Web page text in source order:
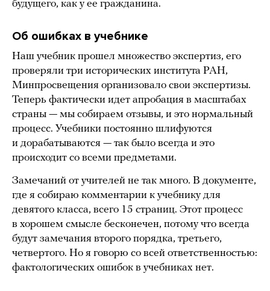
будущего, как у ее гражданина.
Об ошибках в учебнике
Наш учебник прошел множество экспертиз, его
проверяли три исторических института РАН,
Минпросвещения организовало свои экспертизы.
Теперь фактически идет апробация в масштабах
страны — мы собираем отзывы, и это нормальный
процесс. Учебники постоянно шлифуются
и дорабатываются — так было всегда и это
происходит со всеми предметами.
Замечаний от учителей не так много. В документе,
где я собираю комментарии к учебнику для
девятого класса, всего 15 страниц. Этот процесс
в хорошем смысле бесконечен, потому что всегда
будут замечания второго порядка, третьего,
четвертого. Но я говорю со всей ответственностью:
фактологических ошибок в учебниках нет.